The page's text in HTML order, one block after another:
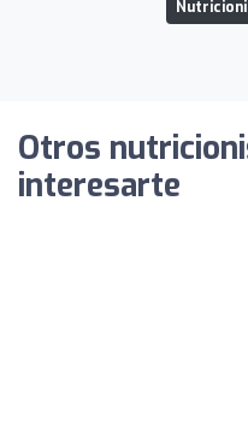
Otros
interesarte